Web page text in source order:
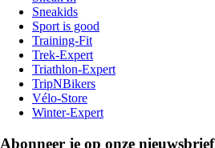
Sneakids
Sport is good
Training-Fit
Trek-Expert
Triathlon-Expert
TripNBikers
Vélo-Store
Winter-Expert
Abonneer je op onze nieuwsbrief